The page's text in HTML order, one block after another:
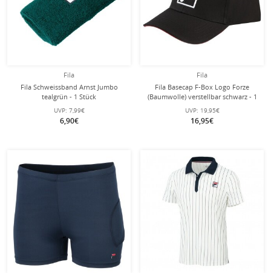
Fila
Fila Schweissband Arnst Jumbo
tealgrün - 1 Stück
UVP: 7,99€
6,90€
Fila
Fila Basecap F-Box Logo Forze
(Baumwolle) verstellbar schwarz - 1
Stück
UVP: 19,95€
16,95€